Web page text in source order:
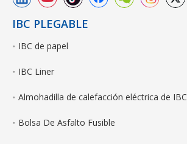
IBC PLEGABLE
IBC de papel
IBC Liner
Almohadilla de calefacción eléctrica de IBC
Bolsa De Asfalto Fusible